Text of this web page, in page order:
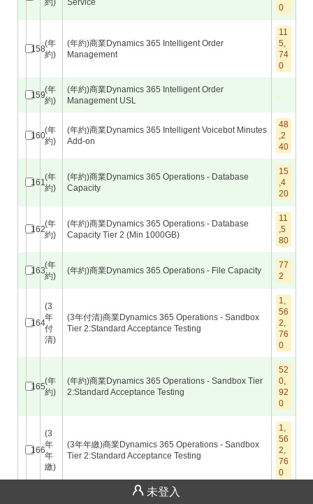
未登入
約)
Service
0
158
(年
約)
(年約)商業Dynamics 365 Intelligent Order
Management
11
5,
74
0
159
(年
約)
(年約)商業Dynamics 365 Intelligent Order
Management USL
160
(年
約)
(年約)商業Dynamics 365 Intelligent Voicebot Minutes
Add-on
48
,2
40
161
(年
約)
(年約)商業Dynamics 365 Operations - Database
Capacity
15
,4
20
162
(年
約)
(年約)商業Dynamics 365 Operations - Database
Capacity Tier 2 (Min 1000GB)
11
,5
80
163
(年
約)
(年約)商業Dynamics 365 Operations - File Capacity
77
2
164
(3
年
付
清)
(3年付清)商業Dynamics 365 Operations - Sandbox
Tier 2:Standard Acceptance Testing
1,
56
2,
76
0
165
(年
約)
(年約)商業Dynamics 365 Operations - Sandbox Tier
2:Standard Acceptance Testing
52
0,
92
0
166
(3
年
年
繳)
(3年年繳)商業Dynamics 365 Operations - Sandbox
Tier 2:Standard Acceptance Testing
1,
56
2,
76
0